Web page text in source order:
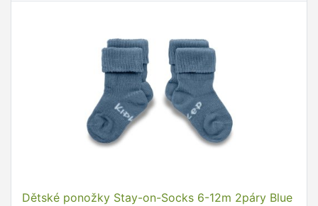
Dětské ponožky Stay-on-Socks 6-12m 2páry Blue